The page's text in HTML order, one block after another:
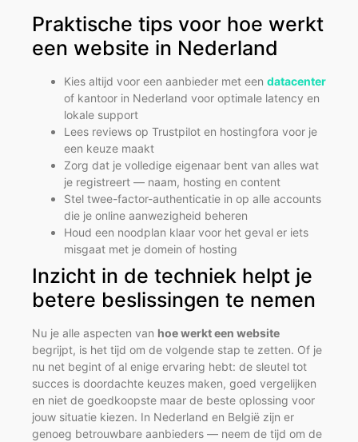
Praktische tips voor hoe werkt
een website in Nederland
Kies altijd voor een aanbieder met een datacenter
of kantoor in Nederland voor optimale latency en
lokale support
Lees reviews op Trustpilot en hostingfora voor je
een keuze maakt
Zorg dat je volledige eigenaar bent van alles wat
je registreert — naam, hosting en content
Stel twee-factor-authenticatie in op alle accounts
die je online aanwezigheid beheren
Houd een noodplan klaar voor het geval er iets
misgaat met je domein of hosting
Inzicht in de techniek helpt je
betere beslissingen te nemen
Nu je alle aspecten van hoe werkt een website
begrijpt, is het tijd om de volgende stap te zetten. Of je
nu net begint of al enige ervaring hebt: de sleutel tot
succes is doordachte keuzes maken, goed vergelijken
en niet de goedkoopste maar de beste oplossing voor
jouw situatie kiezen. In Nederland en België zijn er
genoeg betrouwbare aanbieders — neem de tijd om de